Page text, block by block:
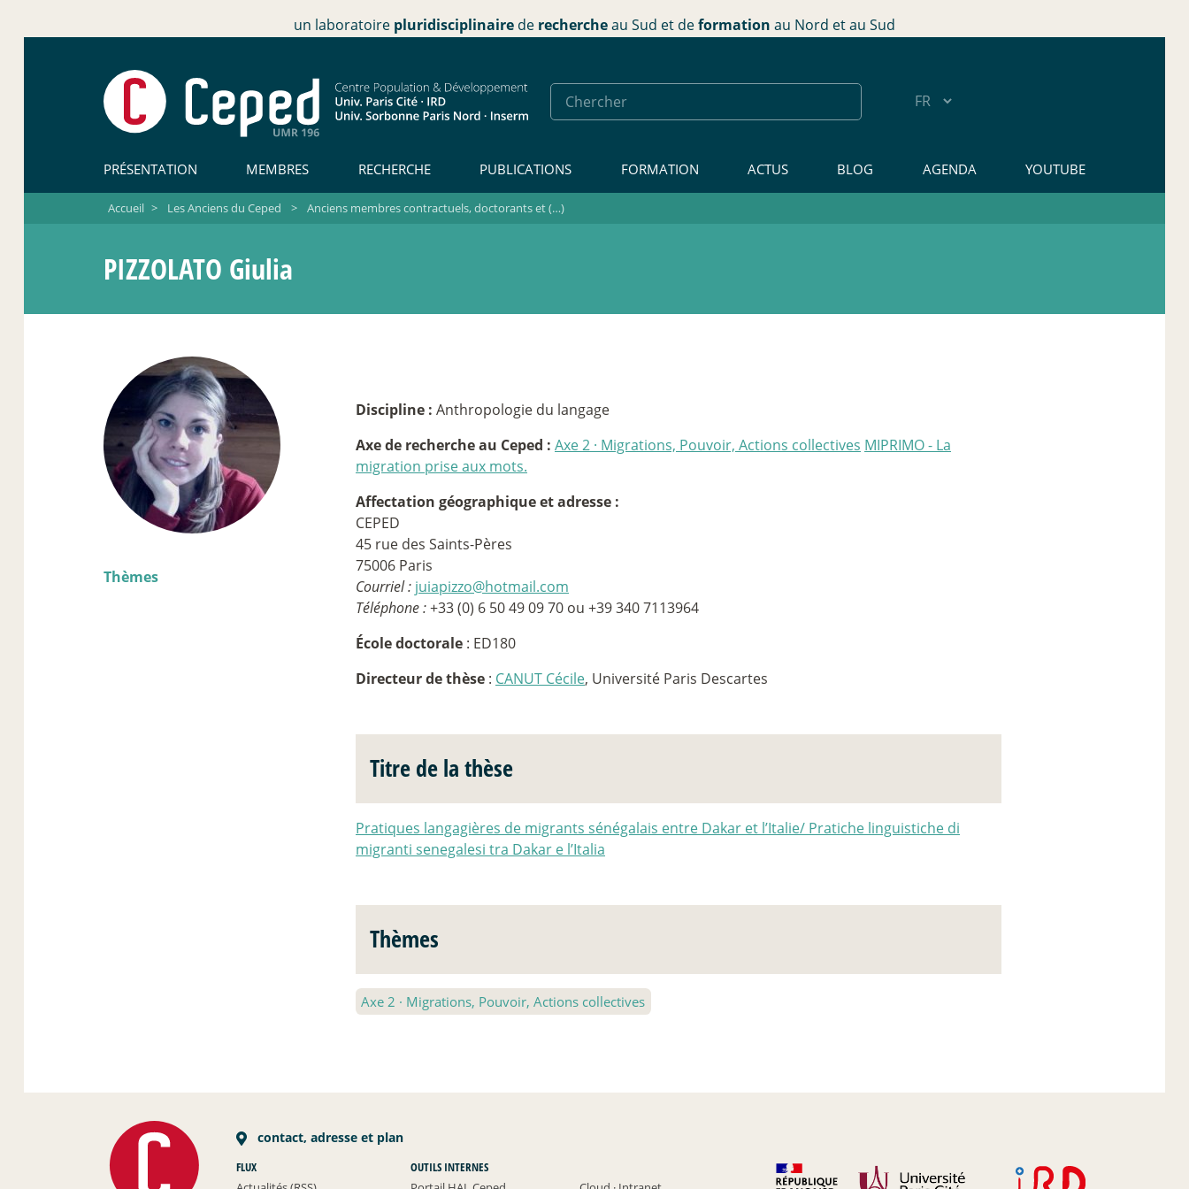
un laboratoire pluridisciplinaire de rechercheau Sud et deformation au Nord et au Sud
PRÉSENTATION MEMBRES RECHERCHE PUBLICATIONS FORMATION ACTUS BLOG AGENDA YOUTUBE
Accueil > Les Anciens du Ceped > Anciens membres contractuels, doctorants et (…)
PIZZOLATO Giulia
Thèmes
Discipline : Anthropologie du langage
Axe de recherche au Ceped : Axe 2 · Migrations, Pouvoir, Actions collectives MIPRIMO - La
migration prise aux mots.
Affectation géographique et adresse :
CEPED
45 rue des Saints-Pères
75006 Paris
Courriel : juiapizzo@hotmail.com
Téléphone :+33 (0) 6 50 49 09 70 ou +39 340 7113964
École doctorale : ED180
Directeur de thèse : CANUT Cécile, Université Paris Descartes
Titre de la thèse
Pratiques langagières de migrants sénégalais entre Dakar et l’Italie/ Pratiche linguistiche di
migranti senegalesi tra Dakar e l’Italia
Thèmes
Axe 2 · Migrations, Pouvoir, Actions collectives
contact, adresse et plan
FLUX
OUTILS INTERNES